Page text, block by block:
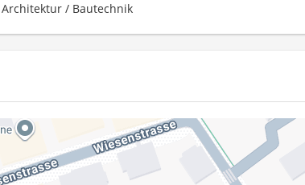
Architektur / Bautechnik